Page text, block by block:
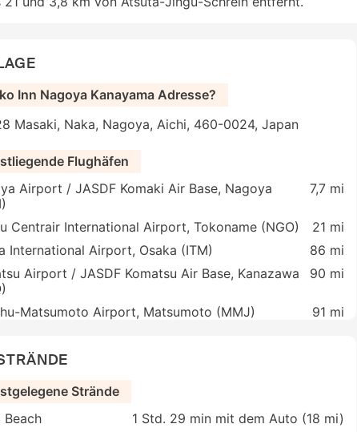
Inn Nagoya Kanayama Adresse?
Masaki, Naka, Nagoya, Aichi, 460-0024, Japan
Flughäfen
Airport / JASDF Komaki Air Base, Nagoya
7,7 mi
Centrair International Airport, Tokoname (NGO)
21 mi
International Airport, Osaka (ITM)
86 mi
Airport / JASDF Komatsu Air Base, Kanazawa
90 mi
Matsumoto Airport, Matsumoto (MMJ) 91 mi
Strände
Beach
1 Std. 29 min mit dem Auto (18 mi)